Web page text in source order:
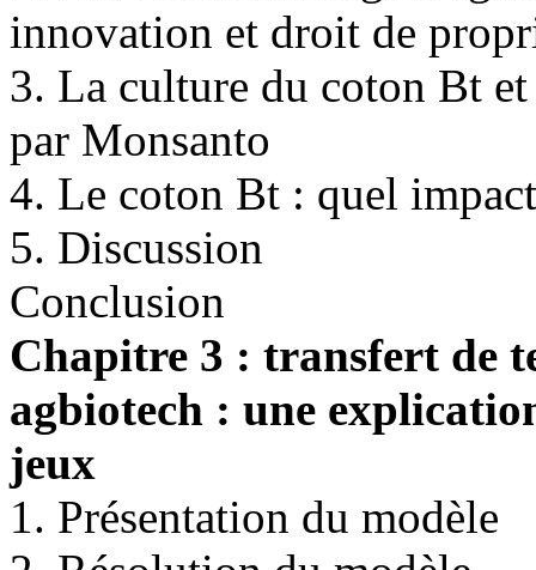
innovation et droit de
3. La culture du coton Bt
par Monsanto
4. Le coton Bt : quel
5. Discussion
Conclusion
Chapitre 3 : transfert de
agbiotech : une
jeux
1. Présentation du modèle